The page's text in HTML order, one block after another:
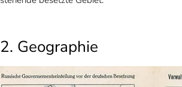
2. Geographie